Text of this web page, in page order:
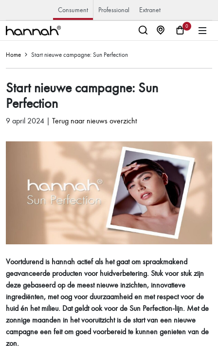
Consument Professional Extranet
0
Home Start nieuwe campagne: Sun Perfection
Start nieuwe campagne: Sun
Perfection
9 april 2024 | Terug naar nieuws overzicht
Voortdurend is hannah actief als het gaat om spraakmakend
geavanceerde producten voor huidverbetering. Stuk voor stuk zijn
deze gebaseerd op de meest nieuwe inzichten, innovatieve
ingrediënten, met oog voor duurzaamheid en met respect voor de
huid én het milieu. Dat geldt ook voor de Sun Perfection-lijn. Met de
zonnige maanden in het vooruitzicht is de start van een nieuwe
campagne een feit om goed voorbereid te kunnen genieten van de
zon.